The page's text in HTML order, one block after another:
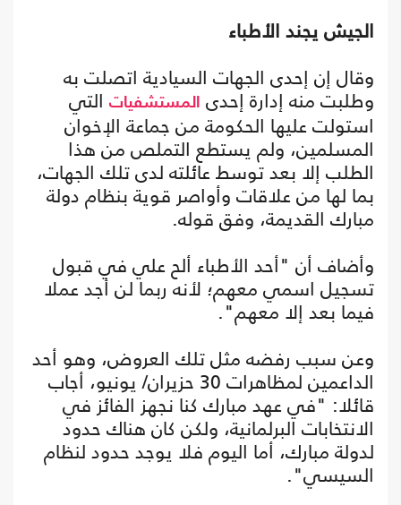
الجيش يجند الأطباء
وقال إن إحدى الجهات السيادية اتصلت به
وطلبت منه إدارة إحدى المستشفيات التي
استولت عليها الحكومة من جماعة الإخوان
المسلمين، ولم يستطع التملص من هذا
الطلب إلا بعد توسط عائلته لدى تلك الجهات،
بما لها من علاقات وأواصر قوية بنظام دولة
مبارك القديمة، وفق قوله.
وأضاف أن "أحد الأطباء ألح علي في قبول
تسجيل اسمي معهم؛ لأنه ربما لن أجد عملا
فيما بعد إلا معهم".
وعن سبب رفضه مثل تلك العروض، وهو أحد
الداعمين لمظاهرات 30 حزيران/ يونيو، أجاب
قائلا: "في عهد مبارك كنا نجهز الفائز في
الانتخابات البرلمانية، ولكن كان هناك حدود
لدولة مبارك، أما اليوم فلا يوجد حدود لنظام
السيسي".